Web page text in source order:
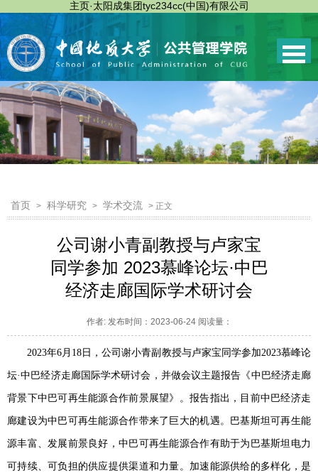
主页·太阳成集团tyc234cc(中国)有限公司
首页 > 科学研究 > 学术交流 > 正文
公司谢小青副教授与卢家宝
同学参加 2023慕峰论坛·中巴
经济走廊国际学术研讨会
作者: 发布时间：2023-06-24 阅读量：
2023年6月18日，公司谢小青副教授与卢家宝同学参加2023慕峰论
坛·中巴经济走廊国际学术研讨会，并做会议主题报告《中巴经济走廊
背景下中巴可再生能源合作前景展望》。报告指出，目前中巴经济走
廊建设为中巴可再生能源合作带来了巨大的机遇。巴基斯坦可再生能
源丰富、发展前景良好，中巴可再生能源合作有助于为巴基斯坦电力
可持续、可负担的供应提供渠道和力量。加速能源供给的多样化，是